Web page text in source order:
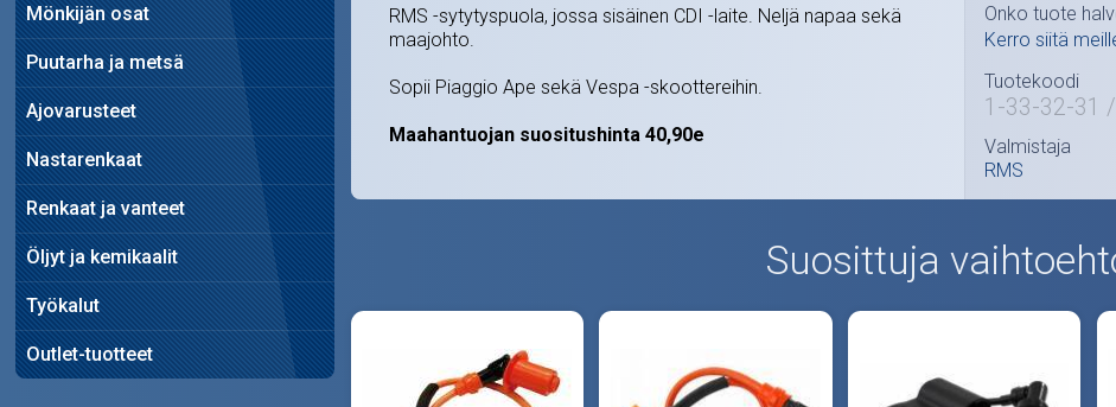
Mönkijän osat
Puutarha ja metsä
Ajovarusteet
Nastarenkaat
Renkaat ja vanteet
Öljyt ja kemikaalit
Työkalut
Outlet-tuotteet
RMS -sytytyspuola, jossa sisäinen CDI -laite. Neljä napaa sekä
maajohto.
Sopii Piaggio Ape sekä Vespa -skoottereihin.
Maahantuojan suositushinta 40,90e
Onko tuote
Kerro siitä
Tuotekoodi
1-33-32-31
Valmistaja
RMS
Suosittuja